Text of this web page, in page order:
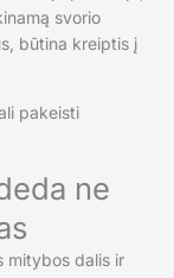
svorio
būtina kreiptis į
pakeisti
ne
mitybos dalis ir